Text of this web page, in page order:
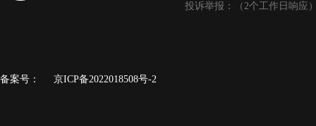
投诉举报：（2个工作日响应
备案号： 京ICP备2022018508号-2